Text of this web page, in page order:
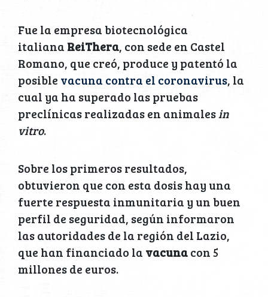
Fue la empresa biotecnológica
italiana ReiThera, con sede en Castel
Romano, que creó, produce y patentó la
posible vacuna contra el coronavirus, la
cual ya ha superado las pruebas
preclínicas realizadas en animalesin
vitro.
Sobre los primeros resultados,
obtuvieron que con esta dosis hay una
fuerte respuesta inmunitaria y un buen
perfil de seguridad, según informaron
las autoridades de la región del Lazio,
que han financiado la vacunacon 5
millones de euros.